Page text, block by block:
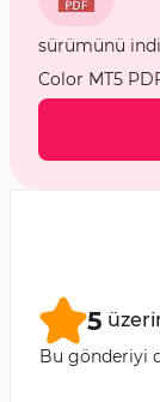
sürümünü
Color MT5
5
Bu gönderiyi